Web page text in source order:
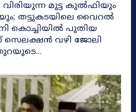
വിരിയുന്ന മുട്ട കുൽഫിയും
തട്ടുകടയിലെ വൈറൽ
കൊച്ചിയിൽ പുതിയ
സെലക്ഷൻ വഴി ജോലി